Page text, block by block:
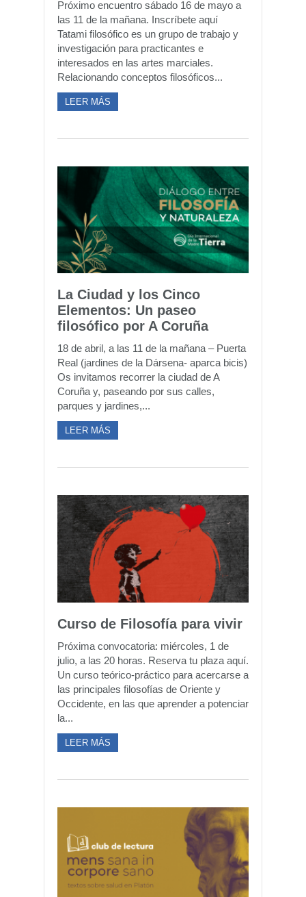
Próximo encuentro sábado 16 de mayo a
las 11 de la mañana. Inscríbete aquí
Tatami filosófico es un grupo de trabajo y
investigación para practicantes e
interesados en las artes marciales.
Relacionando conceptos filosóficos...
LEER MÁS
La Ciudad y los Cinco
Elementos: Un paseo
filosófico por A Coruña
18 de abril, a las 11 de la mañana – Puerta
Real (jardines de la Dársena- aparca bicis)
Os invitamos recorrer la ciudad de A
Coruña y, paseando por sus calles,
parques y jardines,...
LEER MÁS
Curso de Filosofía para vivir
Próxima convocatoria: miércoles, 1 de
julio, a las 20 horas. Reserva tu plaza aquí.
Un curso teórico-práctico para acercarse a
las principales filosofías de Oriente y
Occidente, en las que aprender a potenciar
la...
LEER MÁS